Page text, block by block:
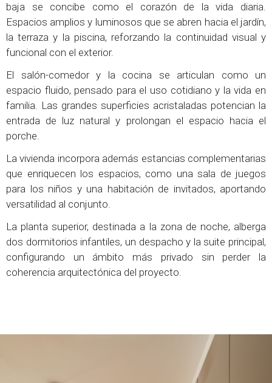
baja se concibe como el corazón de la vida diaria.
Espacios amplios y luminosos que se abren hacia el jardín,
la terraza y la piscina, reforzando la continuidad visual y
funcional con el exterior.
El salón-comedor y la cocina se articulan como un
espacio fluido, pensado para el uso cotidiano y la vida en
familia. Las grandes superficies acristaladas potencian la
entrada de luz natural y prolongan el espacio hacia el
porche.
La vivienda incorpora además estancias complementarias
que enriquecen los espacios, como una sala de juegos
para los niños y una habitación de invitados, aportando
versatilidad al conjunto.
La planta superior, destinada a la zona de noche, alberga
dos dormitorios infantiles, un despacho y la suite principal,
configurando un ámbito más privado sin perder la
coherencia arquitectónica del proyecto.